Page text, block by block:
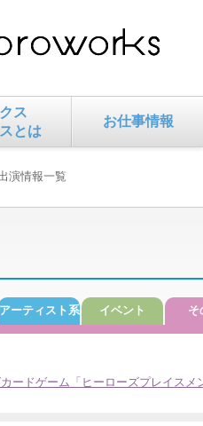
ス
とは
お仕事情報
演情報一覧
アーティスト系 イベント そ
カードゲーム「ヒーローズプレイスメ